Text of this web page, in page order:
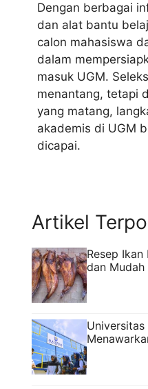
Dengan berbagai
dan alat bantu
calon mahasiswa
dalam
masuk UGM.
menantang, tetapi
yang matang,
akademis di UGM
dicapai.
Artikel
Resep
dan